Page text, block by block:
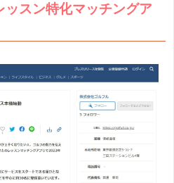
ッスン特化マッチングア